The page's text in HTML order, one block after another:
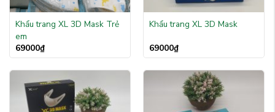
Khẩu trang XL 3D Mask Trẻ
em
69000₫
Khẩu trang XL 3D Mask
69000₫